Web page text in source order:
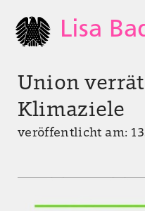
Lisa
Union
Klimaziele
veröffentlicht am: